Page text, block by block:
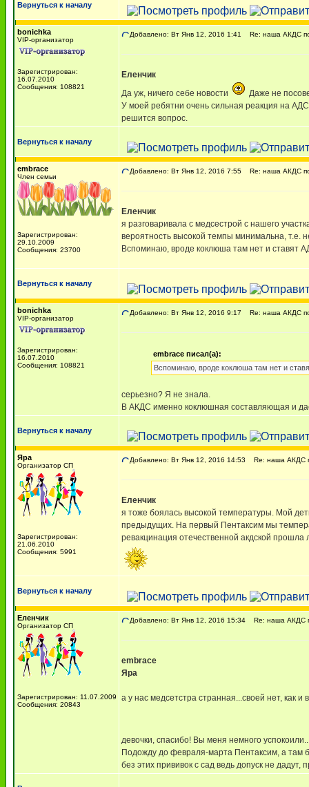
Вернуться к началу
bonichka
VIP-организатор
Зарегистрирован:
16.07.2010
Сообщения: 108821
Добавлено: Вт Янв 12, 2016 1:41 Re: наша АКДС
Еленчик
Да уж, ничего себе новости
Даже не
У моей ребятни очень сильная реакция на
решится вопрос.
Вернуться к началу
embrace
Член семьи
Зарегистрирован:
29.10.2009
Сообщения: 23700
Добавлено: Вт Янв 12, 2016 7:55 Re: наша АКДС
Еленчик
я разговаривала с медсестрой с нашего
вероятность высокой темпы минимальна, т.е.
Вспоминаю, вроде коклюша там нет и ставят
Вернуться к началу
bonichka
VIP-организатор
Зарегистрирован:
16.07.2010
Сообщения: 108821
Добавлено: Вт Янв 12, 2016 9:17 Re: наша АКДС
embrace писал(а):
Вспоминаю, вроде коклюша там нет и
серьезно? Я не знала.
В АКДС именно коклюшная составляющая и
Вернуться к началу
Яра
Организатор СП
Зарегистрирован:
21.06.2010
Сообщения: 5991
Добавлено: Вт Янв 12, 2016 14:53 Re: наша АКДС
Еленчик
я тоже боялась высокой температуры. Мой
предыдущих. На первый Пентаксим мы
ревакцинация отечественной акдской
Вернуться к началу
Еленчик
Организатор СП
Зарегистрирован: 11.07.2009
Сообщения: 20843
Добавлено: Вт Янв 12, 2016 15:34 Re: наша АКДС
embrace
Яра
а у нас медсетстра странная...своей нет, как
девочки, спасибо! Вы меня немного
Подожду до февраля-марта Пентаксим, а там
без этих прививок с сад ведь допуск не дадут,